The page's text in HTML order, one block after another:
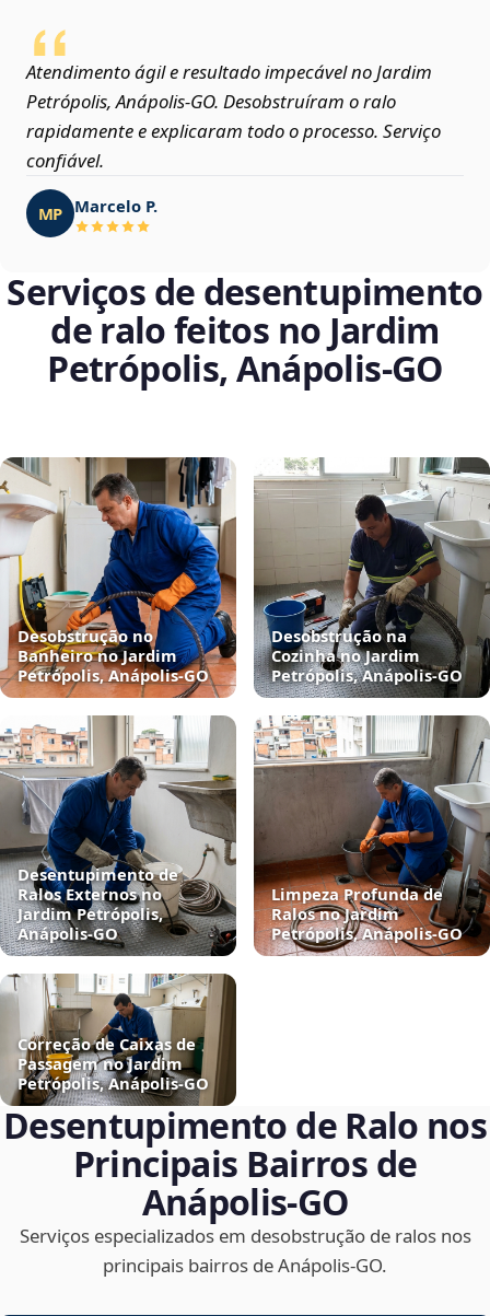
Atendimento ágil e resultado impecável no Jardim
Petrópolis, Anápolis‑GO. Desobstruíram o ralo
rapidamente e explicaram todo o processo. Serviço
confiável.
MP Marcelo P.
Serviços de desentupimento
de ralo feitos no Jardim
Petrópolis, Anápolis‑GO
Desobstrução no
Banheiro no Jardim
Petrópolis, Anápolis‑GO
Desobstrução na
Cozinha no Jardim
Petrópolis, Anápolis‑GO
Desentupimento de
Ralos Externos no
Jardim Petrópolis,
Anápolis‑GO
Limpeza Profunda de
Ralos no Jardim
Petrópolis, Anápolis‑GO
Correção de Caixas de
Passagem no Jardim
Petrópolis, Anápolis‑GO
Desentupimento de Ralo nos
Principais Bairros de
Anápolis‑GO
Serviços especializados em desobstrução de ralos nos
principais bairros de Anápolis‑GO.